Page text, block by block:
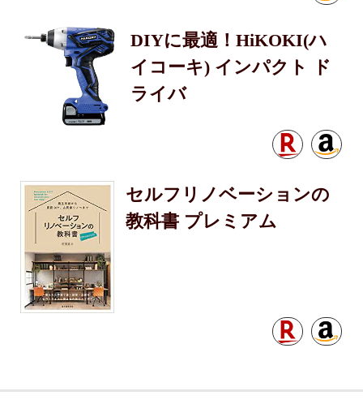
DIYに最適！HiKOKI(ハ
イコーキ) インパクト ド
ライバ
セルフリノベーションの
教科書 プレミアム